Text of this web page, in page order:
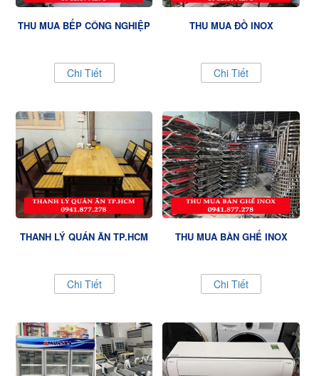
THU MUA BẾP CÔNG NGHIỆP
Chi Tiết
THU MUA ĐỒ INOX
Chi Tiết
THANH LÝ QUÁN ĂN TP.HCM
Chi Tiết
THU MUA BÀN GHẾ INOX
Chi Tiết